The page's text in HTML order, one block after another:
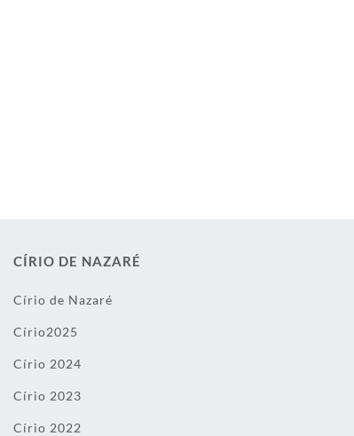
CÍRIO DE NAZARÉ
Círio de Nazaré
Círio2025
Círio 2024
Círio 2023
Círio 2022